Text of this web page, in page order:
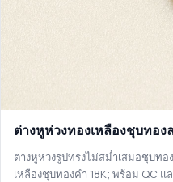
ต่างหูห่วงทองเหลืองชุบทอ
ต่างหูห่วงรูปทรงไม่สม่ำเสมอชุบท
เหลืองชุบทองคำ 18K; พร้อม QC